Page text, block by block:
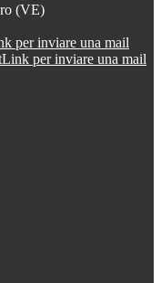
(VE)
per inviare una mail
Link per inviare una mail